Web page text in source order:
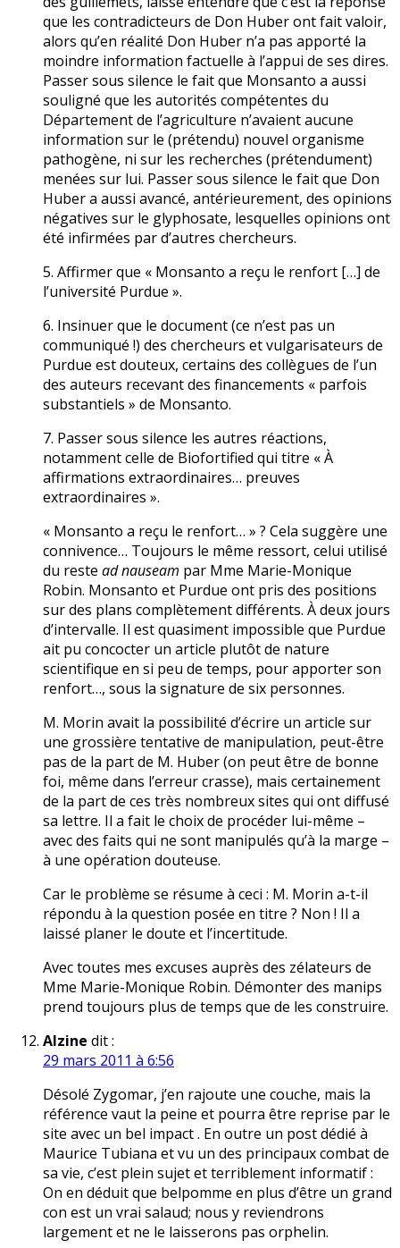
que les contradicteurs de Don Huber ont fait valoir,
alors qu’en réalité Don Huber n’a pas apporté la
moindre information factuelle à l’appui de ses dires.
Passer sous silence le fait que Monsanto a aussi
souligné que les autorités compétentes du
Département de l’agriculture n’avaient aucune
information sur le (prétendu) nouvel organisme
pathogène, ni sur les recherches (prétendument)
menées sur lui. Passer sous silence le fait que Don
Huber a aussi avancé, antérieurement, des opinions
négatives sur le glyphosate, lesquelles opinions ont
été infirmées par d’autres chercheurs.
5. Affirmer que « Monsanto a reçu le renfort […] de
l’université Purdue ».
6. Insinuer que le document (ce n’est pas un
communiqué !) des chercheurs et vulgarisateurs de
Purdue est douteux, certains des collègues de l’un
des auteurs recevant des financements « parfois
substantiels » de Monsanto.
7. Passer sous silence les autres réactions,
notamment celle de Biofortified qui titre « À
affirmations extraordinaires… preuves
extraordinaires ».
« Monsanto a reçu le renfort… » ? Cela suggère une
connivence… Toujours le même ressort, celui utilisé
du reste ad nauseam par Mme Marie-Monique
Robin. Monsanto et Purdue ont pris des positions
sur des plans complètement différents. À deux jours
d’intervalle. Il est quasiment impossible que Purdue
ait pu concocter un article plutôt de nature
scientifique en si peu de temps, pour apporter son
renfort…, sous la signature de six personnes.
M. Morin avait la possibilité d’écrire un article sur
une grossière tentative de manipulation, peut-être
pas de la part de M. Huber (on peut être de bonne
foi, même dans l’erreur crasse), mais certainement
de la part de ces très nombreux sites qui ont diffusé
sa lettre. Il a fait le choix de procéder lui-même –
avec des faits qui ne sont manipulés qu’à la marge –
à une opération douteuse.
Car le problème se résume à ceci : M. Morin a-t-il
répondu à la question posée en titre ? Non ! Il a
laissé planer le doute et l’incertitude.
Avec toutes mes excuses auprès des zélateurs de
Mme Marie-Monique Robin. Démonter des manips
prend toujours plus de temps que de les construire.
Alzine dit :
29 mars 2011 à 6:56
Désolé Zygomar, j’en rajoute une couche, mais la
référence vaut la peine et pourra être reprise par le
site avec un bel impact . En outre un post dédié à
Maurice Tubiana et vu un des principaux combat de
sa vie, c’est plein sujet et terriblement informatif :
On en déduit que belpomme en plus d’être un grand
con est un vrai salaud; nous y reviendrons
largement et ne le laisserons pas orphelin.